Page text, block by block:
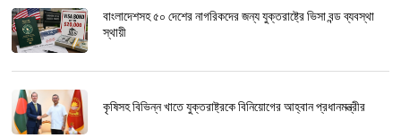
বাংলাদেশসহ ৫০ দেশের নাগরিকদের জন্য যুক্তরাষ্ট্রে ভিসা বন্ড ব্যবস্থা
স্থায়ী
কৃষিসহ বিভিন্ন খাতে যুক্তরাষ্ট্রকে বিনিয়োগের আহ্বান প্রধানমন্ত্রীর